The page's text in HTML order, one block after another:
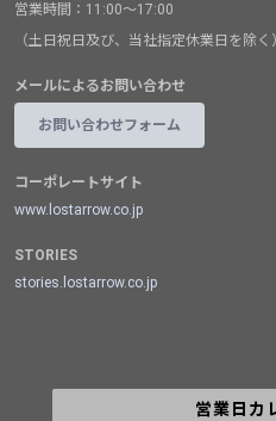
営業時間：11:00～17:00
（土日祝日及び、当社指定休業日を除く）
メールによるお問い合わせ
お問い合わせフォーム
コーポレートサイト
www.lostarrow.co.jp
STORIES
stories.lostarrow.co.jp
営業日カ